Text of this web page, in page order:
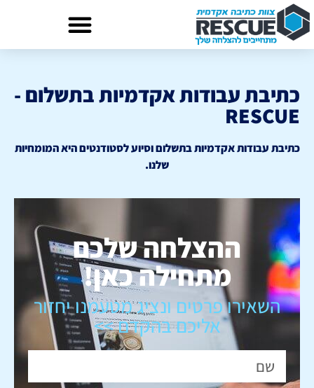
כתיבת עבודות אקדמיות בתשלום -
RESCUE
כתיבת עבודות אקדמיות בתשלום וסיוע לסטודנטים היא המומחיות
שלנו.
ההצלחה שלכם
מתחילה כאן!
השאירו פרטים ונציג מטעמנו יחזור
אליכם בהקדם >>